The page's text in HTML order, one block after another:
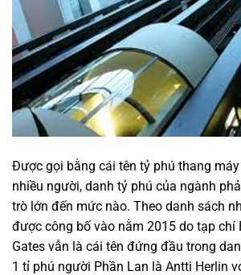
Được gọi bằng cái tên tỷ phú thang
nhiều người, danh tỷ phú của ngành
trò lớn đến mức nào. Theo danh sách
được công bố vào nằm 2015 do tạp chí
Gates vẫn là cái tên đứng đầu trong
1 tỉ phú người Phần Lan là Antti Herlin